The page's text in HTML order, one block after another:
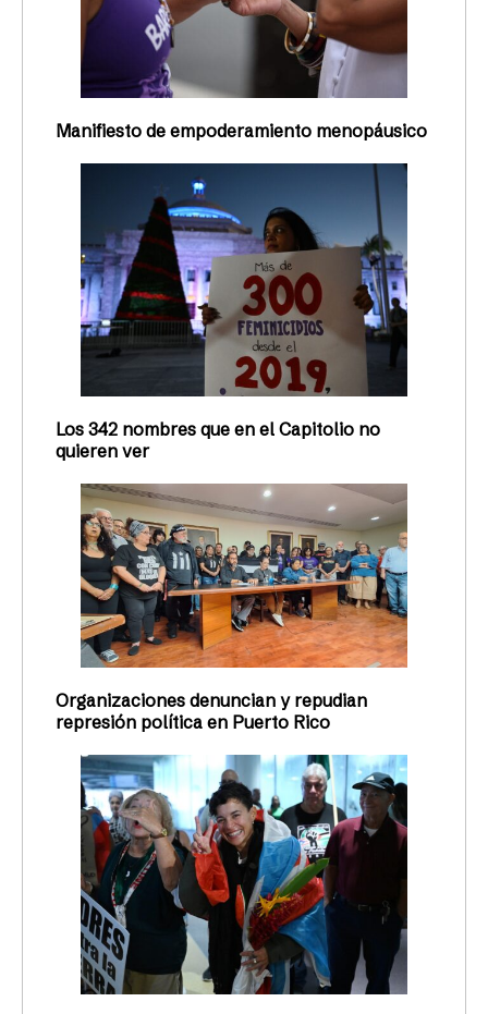
Manifiesto de empoderamiento menopáusico
Los 342 nombres que en el Capitolio no
quieren ver
Organizaciones denuncian y repudian
represión política en Puerto Rico